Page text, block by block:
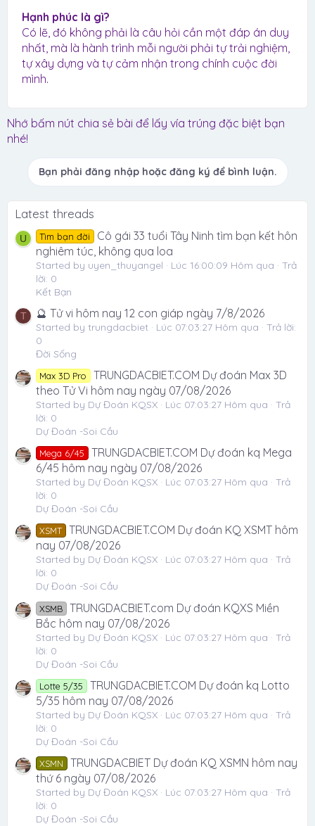
Hạnh phúc là gì?
Có lẽ, đó không phải là câu hỏi cần một đáp án duy
nhất, mà là hành trình mỗi người phải tự trải nghiệm,
tự xây dựng và tự cảm nhận trong chính cuộc đời
mình.
Nhớ bấm nút chia sẻ bài để lấy vía trúng đặc biệt bạn
nhé!
Bạn phải đăng nhập hoặc đăng ký để bình luận.
Latest threads
U Tìm bạn đời
Cô gái 33 tuổi Tây Ninh tìm bạn kết hôn
nghiêm túc, không qua loa
Started by uyen_thuyangel Lúc 16:00:09 Hôm qua
Trả
lời: 0
Kết Bạn
T 🔮 Tử vi hôm nay 12 con giáp ngày 7/8/2026
Started by trungdacbiet Lúc 07:03:27 Hôm qua
Trả lời:
0
Đời Sống
Max 3D Pro
TRUNGDACBIET.COM Dự đoán Max 3D
theo Tử Vi hôm nay ngày 07/08/2026
Started by Dự Đoán KQSX Lúc 07:03:27 Hôm qua
Trả
lời: 0
Dự Đoán -Soi Cầu
Mega 6/45
TRUNGDACBIET.COM Dự đoán kq Mega
6/45 hôm nay ngày 07/08/2026
Started by Dự Đoán KQSX Lúc 07:03:27 Hôm qua
Trả
lời: 0
Dự Đoán -Soi Cầu
XSMT TRUNGDACBIET.COM Dự đoán KQ XSMT hôm
nay 07/08/2026
Started by Dự Đoán KQSX Lúc 07:03:27 Hôm qua
Trả
lời: 0
Dự Đoán -Soi Cầu
XSMB
TRUNGDACBIET.com Dự đoán KQXS Miền
Bắc hôm nay 07/08/2026
Started by Dự Đoán KQSX Lúc 07:03:27 Hôm qua
Trả
lời: 0
Dự Đoán -Soi Cầu
Lotte 5/35
TRUNGDACBIET.COM Dự đoán kq Lotto
5/35 hôm nay 07/08/2026
Started by Dự Đoán KQSX Lúc 07:03:27 Hôm qua
Trả
lời: 0
Dự Đoán -Soi Cầu
XSMN
TRUNGDACBIET Dự đoán KQ XSMN hôm nay
thứ 6 ngày 07/08/2026
Started by Dự Đoán KQSX Lúc 07:03:27 Hôm qua
Trả
lời: 0
Dự Đoán -Soi Cầu